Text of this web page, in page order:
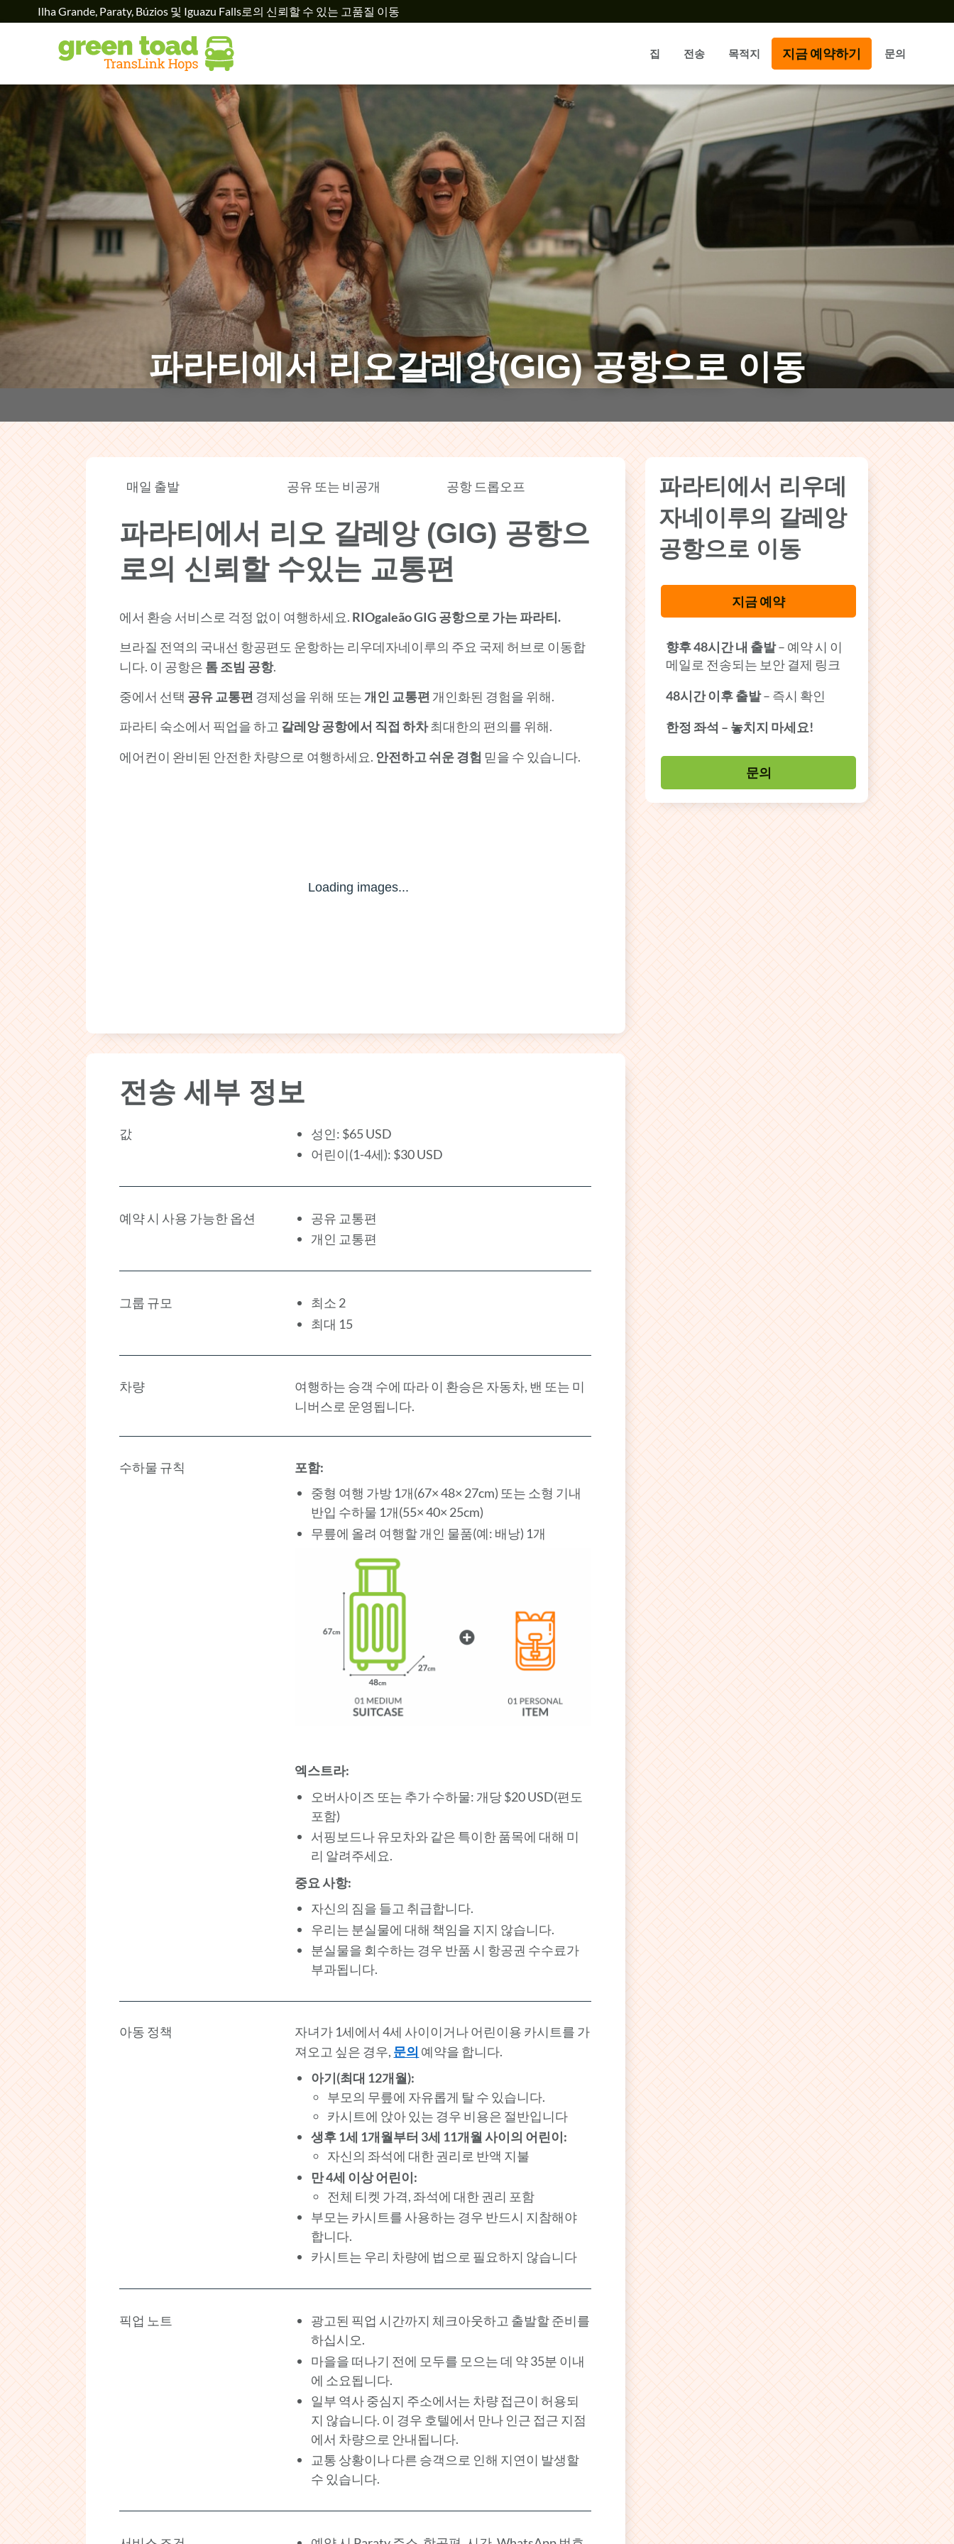
Ilha Grande, Paraty, Búzios 및 Iguazu Falls로의 신뢰할 수 있는 고품질 이동
집 전송
출발지 상파울루
목적지 지금 예약하기 문의
파라티에서 리오갈레앙(GIG) 공항으로 이동
매일 출발 공유 또는 비공개 공항 드롭오프
파라티에서 리오 갈레앙 (GIG) 공항으
로의 신뢰할 수있는 교통편
에서 환승 서비스로 걱정 없이 여행하세요. RIOgaleão GIG 공항으로 가는 파라티.
브라질 전역의 국내선 항공편도 운항하는 리우데자네이루의 주요 국제 허브로 이동합
니다. 이 공항은 톰 조빔 공항.
중에서 선택 공유 교통편 경제성을 위해 또는개인 교통편 개인화된 경험을 위해.
파라티 숙소에서 픽업을 하고 갈레앙 공항에서 직접 하차최대한의 편의를 위해.
에어컨이 완비된 안전한 차량으로 여행하세요. 안전하고 쉬운 경험 믿을 수 있습니다.
전송 세부 정보
값
성인: $65 USD
어린이(1-4세): $30 USD
예약 시 사용 가능한 옵션
공유 교통편
개인 교통편
그룹 규모
최소 2
최대 15
차량
여행하는 승객 수에 따라 이 환승은 자동차, 밴 또는 미
니버스로 운영됩니다.
수하물 규칙
포함:
중형 여행 가방 1개(67× 48× 27cm) 또는 소형 기내
반입 수하물 1개(55× 40× 25cm)
무릎에 올려 여행할 개인 물품(예: 배낭) 1개
엑스트라:
오버사이즈 또는 추가 수하물: 개당 $20 USD(편도
포함)
서핑보드나 유모차와 같은 특이한 품목에 대해 미
리 알려주세요.
중요 사항:
자신의 짐을 들고 취급합니다.
우리는 분실물에 대해 책임을 지지 않습니다.
분실물을 회수하는 경우 반품 시 항공권 수수료가
부과됩니다.
아동 정책
자녀가 1세에서 4세 사이이거나 어린이용 카시트를 가
져오고 싶은 경우, 문의 예약을 합니다.
아기(최대 12개월):
부모의 무릎에 자유롭게 탈 수 있습니다.
카시트에 앉아 있는 경우 비용은 절반입니다
생후 1세 1개월부터 3세 11개월 사이의 어린이:
자신의 좌석에 대한 권리로 반액 지불
만 4세 이상 어린이:
전체 티켓 가격, 좌석에 대한 권리 포함
부모는 카시트를 사용하는 경우 반드시 지참해야
합니다.
카시트는 우리 차량에 법으로 필요하지 않습니다
픽업 노트
광고된 픽업 시간까지 체크아웃하고 출발할 준비를
하십시오.
마을을 떠나기 전에 모두를 모으는 데 약 35분 이내
에 소요됩니다.
일부 역사 중심지 주소에서는 차량 접근이 허용되
지 않습니다. 이 경우 호텔에서 만나 인근 접근 지점
에서 차량으로 안내됩니다.
교통 상황이나 다른 승객으로 인해 지연이 발생할
수 있습니다.
파라티에서 리우데
자네이루의 갈레앙
공항으로 이동
지금 예약
향후 48시간 내 출발– 예약 시 이
메일로 전송되는 보안 결제 링크
48시간 이후 출발– 즉시 확인
한정 좌석 – 놓치지 마세요!
문의